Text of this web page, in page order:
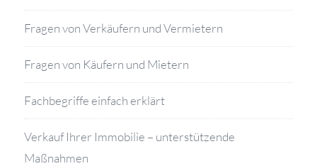
Fragen von Verkäufern und Vermietern
Fragen von Käufern und Mietern
Fachbegriffe einfach erklärt
Verkauf Ihrer Immobilie – unterstützende
Maßnahmen